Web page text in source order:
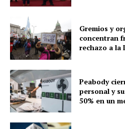
Gremios y
concentran
rechazo a la
Peabody
personal y
50% en un